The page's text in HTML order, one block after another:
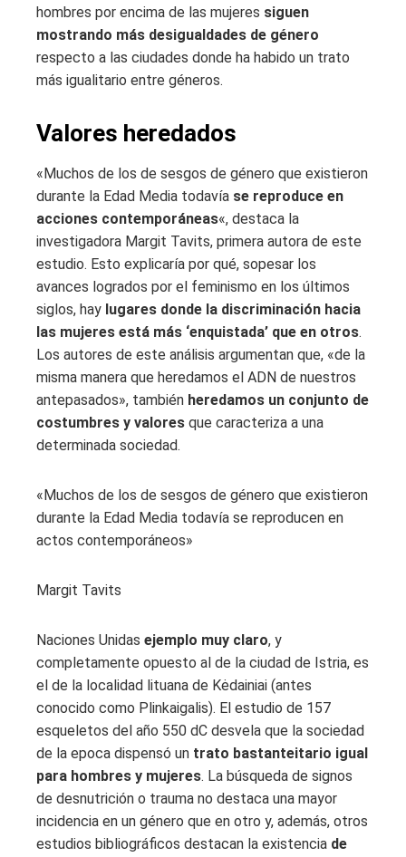
hombres por encima de las mujeres siguen
mostrando más desigualdades de género
respecto a las ciudades donde ha habido un trato
más igualitario entre géneros.
Valores heredados
«Muchos de los de sesgos de género que existieron
durante la Edad Media todavía se reproduce en
acciones contemporáneas«, destaca la
investigadora Margit Tavits, primera autora de este
estudio. Esto explicaría por qué, sopesar los
avances logrados por el feminismo en los últimos
siglos, hay lugares donde la discriminación hacia
las mujeres está más ‘enquistada’ que en otros.
Los autores de este análisis argumentan que, «de la
misma manera que heredamos el ADN de nuestros
antepasados», también heredamos un conjunto de
costumbres y valores que caracteriza a una
determinada sociedad.
«Muchos de los de sesgos de género que existieron
durante la Edad Media todavía se reproducen en
actos contemporáneos»
Margit Tavits
Naciones Unidas ejemplo muy claro, y
completamente opuesto al de la ciudad de Istria, es
el de la localidad lituana de Kėdainiai (antes
conocido como Plinkaigalis). El estudio de 157
esqueletos del año 550 dC desvela que la sociedad
de la epoca dispensó un trato bastanteitario igual
para hombres y mujeres. La búsqueda de signos
de desnutrición o trauma no destaca una mayor
incidencia en un género que en otro y, además, otros
estudios bibliográficos destacan la existencia de